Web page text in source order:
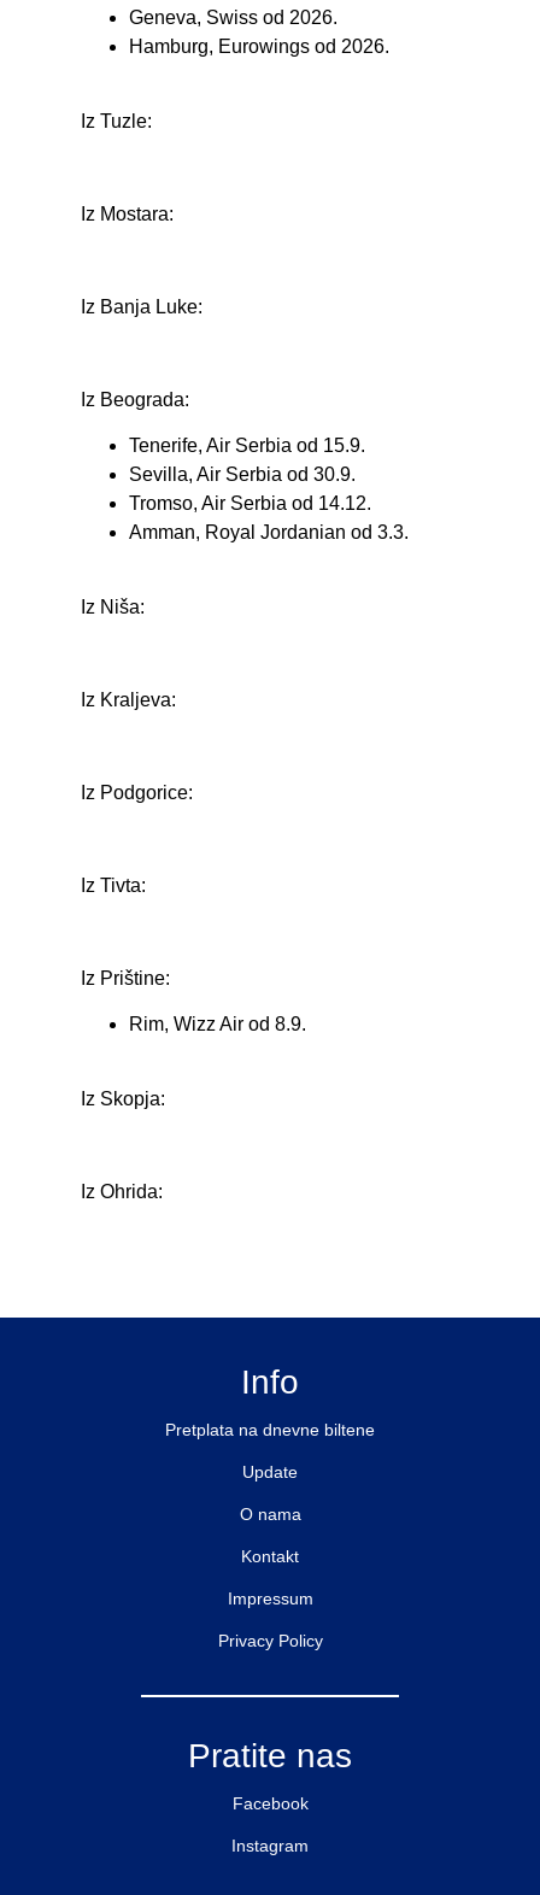
Geneva, Swiss od 2026.
Hamburg, Eurowings od 2026.
Iz Tuzle:
Iz Mostara:
Iz Banja Luke:
Iz Beograda:
Tenerife, Air Serbia od 15.9.
Sevilla, Air Serbia od 30.9.
Tromso, Air Serbia od 14.12.
Amman, Royal Jordanian od 3.3.
Iz Niša:
Iz Kraljeva:
Iz Podgorice:
Iz Tivta:
Iz Prištine:
Rim, Wizz Air od 8.9.
Iz Skopja:
Iz Ohrida:
Info
Pretplata na dnevne biltene
Update
O nama
Kontakt
Impressum
Privacy Policy
Pratite nas
Facebook
Instagram